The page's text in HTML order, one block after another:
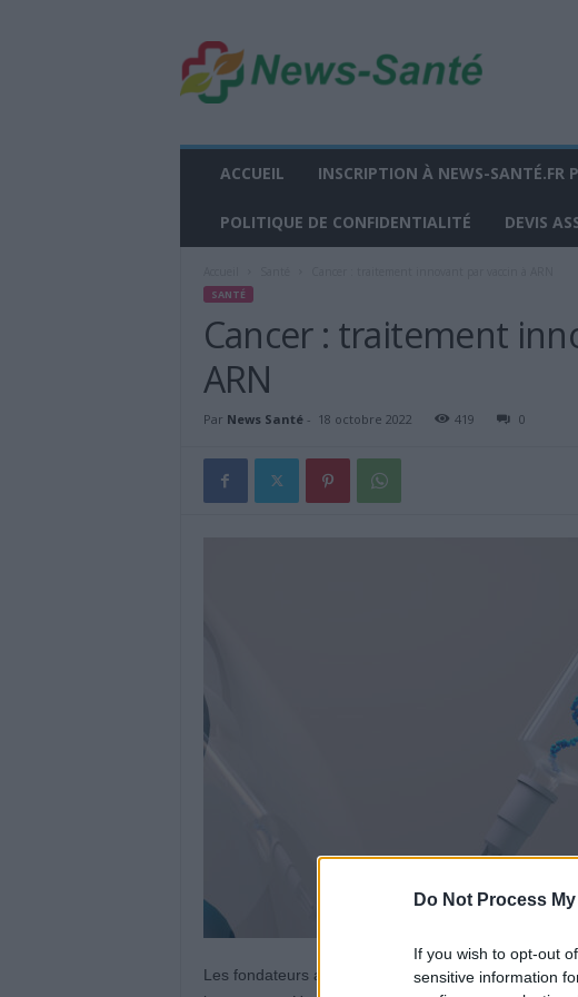
Do Not Process
If you wish to opt-out
sensitive information
w
s
ACCUEIL INSCRIPTION À NEWS-SANTÉ.FR
POLITIQUE DE CONFIDENTIALITÉ DEVIS
SANTÉ
Cancer : traitement
ARN
Par News Santé- 18 octobre 2022 419 0
Les fondateurs allemands du laboratoire BioNTech